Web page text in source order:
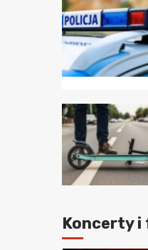
Koncerty
6
7
1